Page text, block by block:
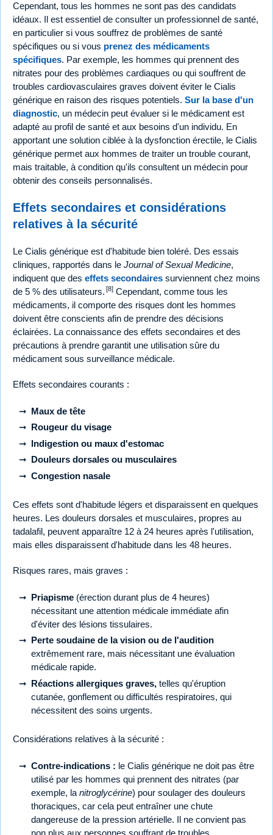
Cependant, tous les hommes ne sont pas des candidats
idéaux. Il est essentiel de consulter un professionnel de santé,
en particulier si vous souffrez de problèmes de santé
spécifiques ou si vous prenez des médicaments
spécifiques. Par exemple, les hommes qui prennent des
nitrates pour des problèmes cardiaques ou qui souffrent de
troubles cardiovasculaires graves doivent éviter le Cialis
générique en raison des risques potentiels. Sur la base d'un
diagnostic, un médecin peut évaluer si le médicament est
adapté au profil de santé et aux besoins d'un individu. En
apportant une solution ciblée à la dysfonction érectile, le Cialis
générique permet aux hommes de traiter un trouble courant,
mais traitable, à condition qu'ils consultent un médecin pour
obtenir des conseils personnalisés.
Effets secondaires et considérations
relatives à la sécurité
Le Cialis générique est d'habitude bien toléré. Des essais
cliniques, rapportés dans le Journal of Sexual Medicine,
indiquent que des effets secondaires surviennent chez moins
de 5 % des utilisateurs. [8] Cependant, comme tous les
médicaments, il comporte des risques dont les hommes
doivent être conscients afin de prendre des décisions
éclairées. La connaissance des effets secondaires et des
précautions à prendre garantit une utilisation sûre du
médicament sous surveillance médicale.
Effets secondaires courants :
Maux de tête
Rougeur du visage
Indigestion ou maux d'estomac
Douleurs dorsales ou musculaires
Congestion nasale
Ces effets sont d'habitude légers et disparaissent en quelques
heures. Les douleurs dorsales et musculaires, propres au
tadalafil, peuvent apparaître 12 à 24 heures après l'utilisation,
mais elles disparaissent d'habitude dans les 48 heures.
Risques rares, mais graves :
Priapisme (érection durant plus de 4 heures)
nécessitant une attention médicale immédiate afin
d'éviter des lésions tissulaires.
Perte soudaine de la vision ou de l'audition
extrêmement rare, mais nécessitant une évaluation
médicale rapide.
Réactions allergiques graves, telles qu'éruption
cutanée, gonflement ou difficultés respiratoires, qui
nécessitent des soins urgents.
Considérations relatives à la sécurité :
Contre-indications : le Cialis générique ne doit pas être
utilisé par les hommes qui prennent des nitrates (par
exemple, la nitroglycérine) pour soulager des douleurs
thoraciques, car cela peut entraîner une chute
dangereuse de la pression artérielle. Il ne convient pas
non plus aux personnes souffrant de troubles